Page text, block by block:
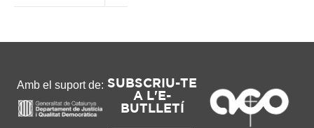
Amb el suport de: SUBSCRIU-TE
A L'E-
BUTLLETÍ